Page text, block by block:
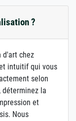
?
d'art chez
intuitif qui vous
selon
déterminez la
et
Nous